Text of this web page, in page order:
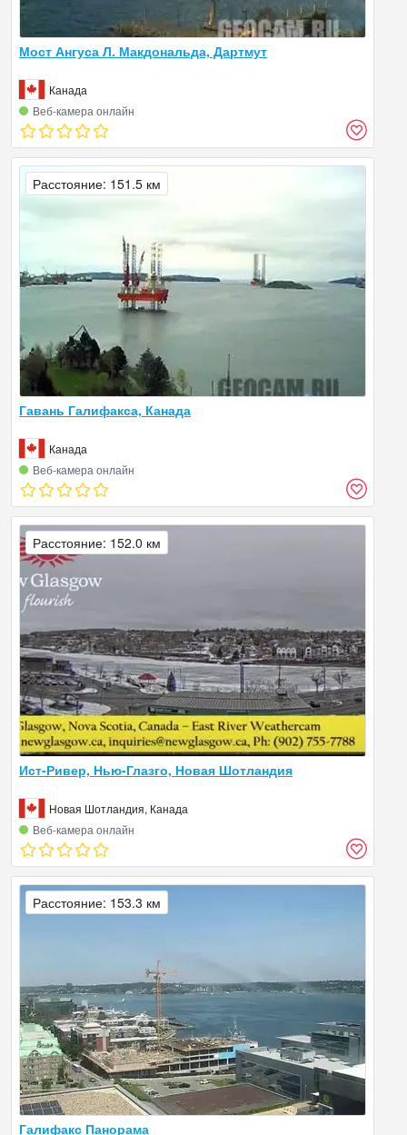
Мост Ангуса Л. Макдональда, Дартмут
Канада
Веб‑камера онлайн
Гавань Галифакса, Канада
Канада
Веб‑камера онлайн
Расстояние: 151.5 км
Ист-Ривер, Нью-Глазго, Новая Шотландия
Новая Шотландия, Канада
Веб‑камера онлайн
Расстояние: 152.0 км
Галифакс Панорама
Расстояние: 153.3 км